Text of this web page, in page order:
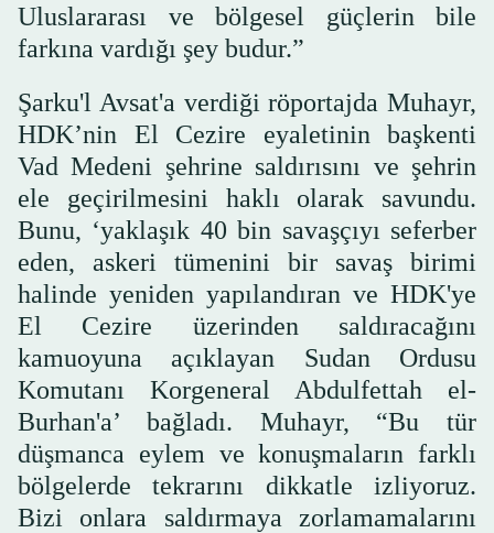
Uluslararası ve bölgesel güçlerin bile
farkına vardığı şey budur.”
Şarku'l Avsat'a verdiği röportajda Muhayr,
HDK’nin El Cezire eyaletinin başkenti
Vad Medeni şehrine saldırısını ve şehrin
ele geçirilmesini haklı olarak savundu.
Bunu, ‘yaklaşık 40 bin savaşçıyı seferber
eden, askeri tümenini bir savaş birimi
halinde yeniden yapılandıran ve HDK'ye
El Cezire üzerinden saldıracağını
kamuoyuna açıklayan Sudan Ordusu
Komutanı Korgeneral Abdulfettah el-
Burhan'a’ bağladı. Muhayr, “Bu tür
düşmanca eylem ve konuşmaların farklı
bölgelerde tekrarını dikkatle izliyoruz.
Bizi onlara saldırmaya zorlamamalarını